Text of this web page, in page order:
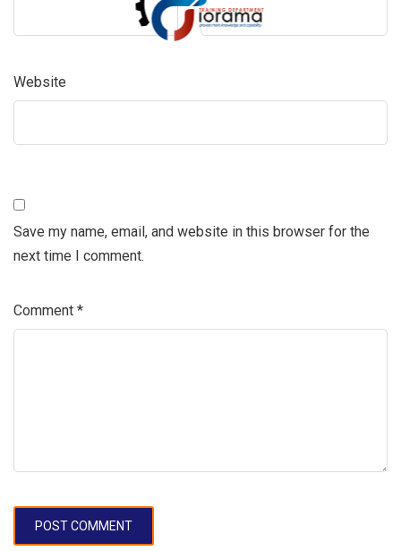
Website
Save my name, email, and website in this browser for the
next time I comment.
Comment *